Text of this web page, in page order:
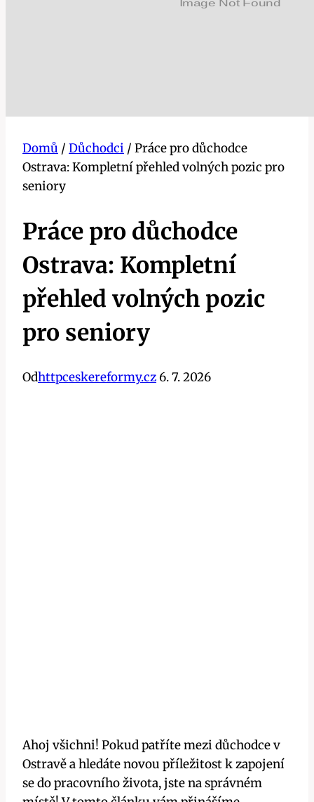
Domů / Důchodci / Práce pro důchodce
Ostrava: Kompletní přehled volných pozic pro
seniory
Práce pro důchodce
Ostrava: Kompletní
přehled volných pozic
pro seniory
Odhttpceskereformy.cz 6. 7. 2026
Ahoj všichni! Pokud patříte mezi důchodce v
Ostravě a hledáte novou příležitost k zapojení
se do pracovního života, jste na správném